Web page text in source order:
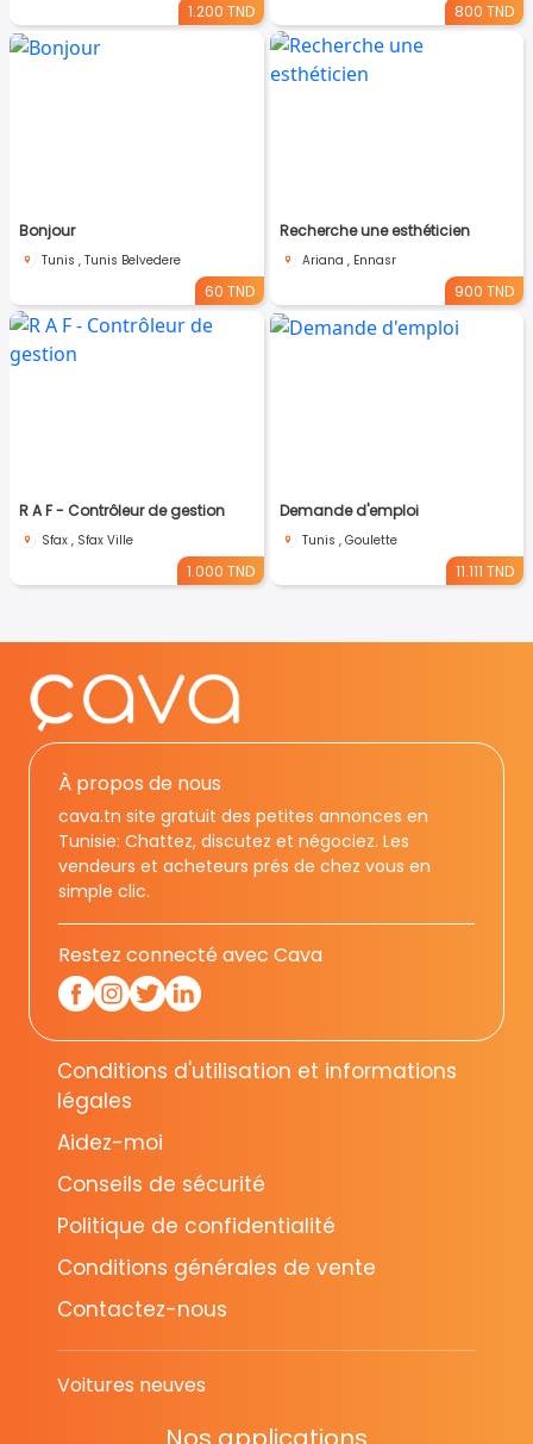
1.200 TND 800 TND
Bonjour
Tunis , Tunis Belvedere
60 TND
Recherche une esthéticien
Ariana , Ennasr
900 TND
R A F - Contrôleur de gestion
Sfax , Sfax Ville
1.000 TND
Demande d'emploi
Tunis , Goulette
11.111 TND
À propos de nous
cava.tn site gratuit des petites annonces en
Tunisie: Chattez, discutez et négociez. Les
vendeurs et acheteurs prés de chez vous en
simple clic.
Restez connecté avec Cava
Conditions d'utilisation et informations
légales
Aidez-moi
Conseils de sécurité
Politique de confidentialité
Conditions générales de vente
Contactez-nous
Voitures neuves